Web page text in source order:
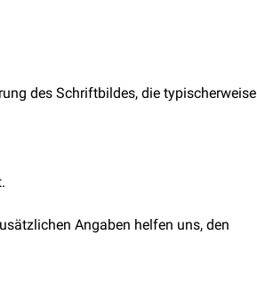
des Schriftbildes, die typischerweise
Angaben helfen uns, den